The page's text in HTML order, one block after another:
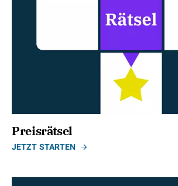
Preisrätsel
JETZT STARTEN